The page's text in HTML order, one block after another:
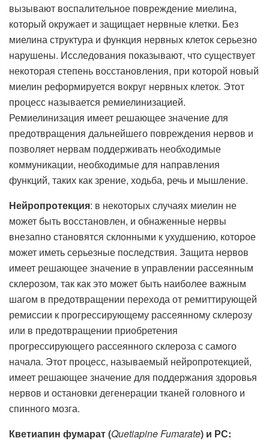
вызывают воспалительное повреждение миелина,
который окружает и защищает нервные клетки. Без
миелина структура и функция нервных клеток серьезно
нарушены. Исследования показывают, что существует
некоторая степень восстановления, при которой новый
миелин реформируется вокруг нервных клеток. Этот
процесс называется ремиелинизацией.
Ремиелинизация имеет решающее значение для
предотвращения дальнейшего повреждения нервов и
позволяет нервам поддерживать необходимые
коммуникации, необходимые для направления
функций, таких как зрение, ходьба, речь и мышление.
Нейропротекция: в некоторых случаях миелин не
может быть восстановлен, и обнаженные нервы
внезапно становятся склонными к ухудшению, которое
может иметь серьезные последствия. Защита нервов
имеет решающее значение в управлении рассеянным
склерозом, так как это может быть наиболее важным
шагом в предотвращении перехода от ремиттирующей
ремиссии к прогрессирующему рассеянному склерозу
или в предотвращении приобретения
прогрессирующего рассеянного склероза с самого
начала. Этот процесс, называемый нейропротекцией,
имеет решающее значение для поддержания здоровья
нервов и остановки дегенерации тканей головного и
спинного мозга.
Кветиапин фумарат (Quetiapine Fumarate) и РС: